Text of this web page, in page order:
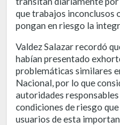
que trabajos inconclusos
pongan en riesgo la
Valdez Salazar recordó
habían presentado
problemáticas similares
Nacional, por lo que
autoridades
condiciones de riesgo
usuarios de esta